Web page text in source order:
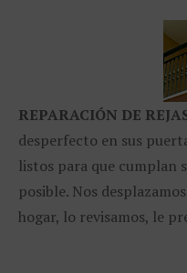
REPARACIÓN DE
desperfecto en sus
listos para que cumplan
posible. Nos
hogar, lo revisamos, le